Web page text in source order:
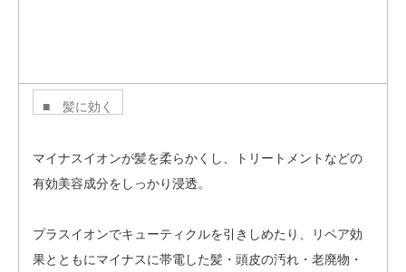
■ 髪に効く
マイナスイオンが髪を柔らかくし、トリートメントなどの
有効美容成分をしっかり浸透。
プラスイオンでキューティクルを引きしめたり、リペア効
果とともにマイナスに帯電した髪・頭皮の汚れ・老廃物・